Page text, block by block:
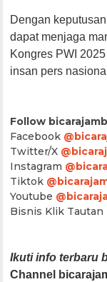
Dengan
dapat menjaga
Kongres PWI
insan pers
Follow
Facebook
Twitter/X
Instagram
Tiktok
Youtube
Bisnis Klik Tautan
Ikuti info terbaru
Channel